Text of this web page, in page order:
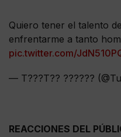
Quiero tener el talento
enfrentarme a tanto
pic.twitter.com/
— T???T?? ????‍??
REACCIONES DEL